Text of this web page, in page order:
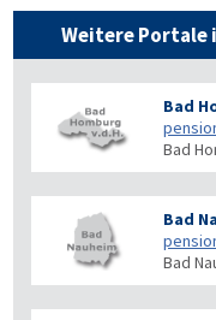
Weitere Portale
Bad
Bad
Bad
Bad